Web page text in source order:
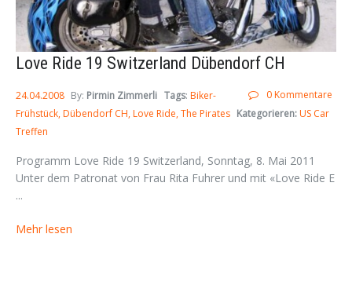
Love Ride 19 Switzerland Dübendorf CH
0 Kommentare
24.04.2008 By: Pirmin Zimmerli Tags: Biker-
Frühstück Dübendorf CH Love Ride The Pirates Kategorieren:US Car
Treffen
Programm Love Ride 19 Switzerland, Sonntag, 8. Mai 2011
Unter dem Patronat von Frau Rita Fuhrer und mit «Love Ride E
...
Mehr lesen